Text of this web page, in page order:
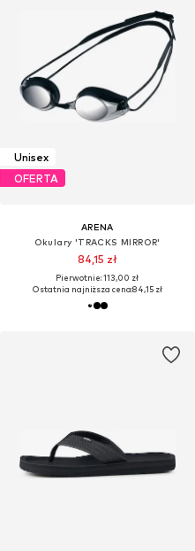
Unisex
OFERTA
ARENA
Okulary 'TRACKS MIRROR'
84,15 zł
Pierwotnie: 113,00 zł
Ostatnia najniższa cena:84,15 zł